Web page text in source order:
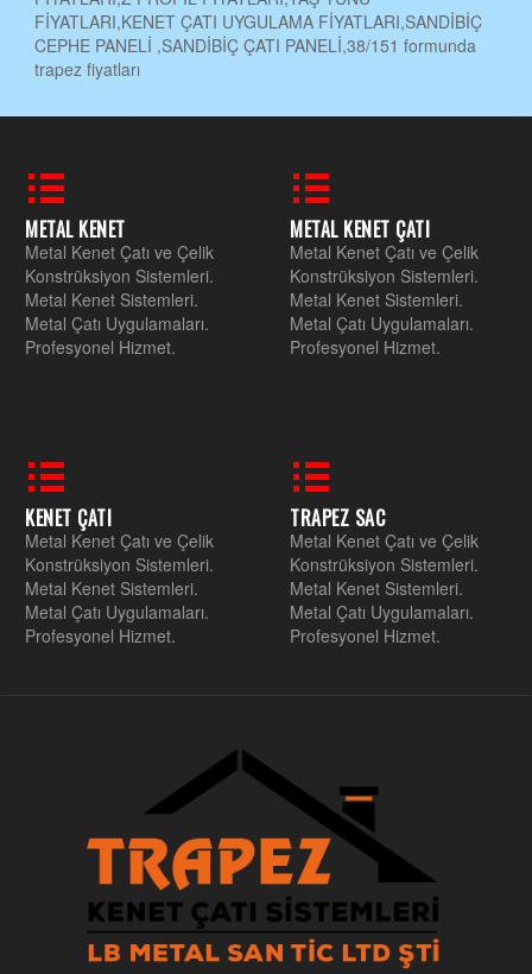
FİYATLARI,KENET ÇATI UYGULAMA FİYATLARI,SANDİBİÇ
CEPHE PANELİ ,SANDİBİÇ ÇATI PANELİ,38/151 formunda
trapez fiyatları
METAL KENET
Metal Kenet Çatı ve Çelik
Konstrüksiyon Sistemleri.
Metal Kenet Sistemleri.
Metal Çatı Uygulamaları.
Profesyonel Hizmet.
METAL KENET ÇATI
Metal Kenet Çatı ve Çelik
Konstrüksiyon Sistemleri.
Metal Kenet Sistemleri.
Metal Çatı Uygulamaları.
Profesyonel Hizmet.
KENET ÇATI
Metal Kenet Çatı ve Çelik
Konstrüksiyon Sistemleri.
Metal Kenet Sistemleri.
Metal Çatı Uygulamaları.
Profesyonel Hizmet.
TRAPEZ SAC
Metal Kenet Çatı ve Çelik
Konstrüksiyon Sistemleri.
Metal Kenet Sistemleri.
Metal Çatı Uygulamaları.
Profesyonel Hizmet.